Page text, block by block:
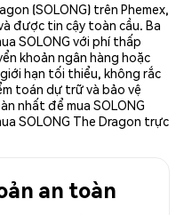
(SOLONG) trên Phemex,
được tin cậy toàn cầu. Ba
SOLONG với phí thấp
khoản ngân hàng hoặc
hạn tối thiểu, không rắc
toán dự trữ và bảo vệ
nhất để mua SOLONG
SOLONG The Dragon trực
an toàn